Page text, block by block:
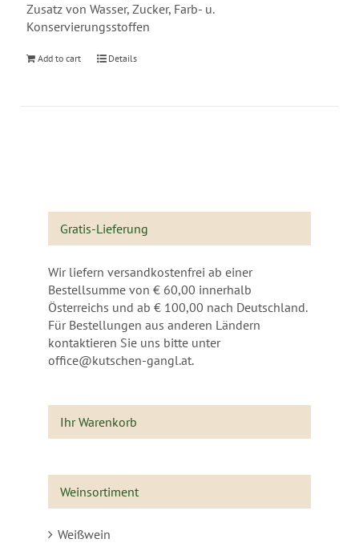
Zusatz von Wasser, Zucker, Farb- u.
Konservierungsstoffen
Add to cart Details
Gratis-Lieferung
Wir liefern versandkostenfrei ab einer
Bestellsumme von € 60,00 innerhalb
Österreichs und ab € 100,00 nach Deutschland.
Für Bestellungen aus anderen Ländern
kontaktieren Sie uns bitte unter
office@kutschen-gangl.at.
Ihr Warenkorb
Weinsortiment
Weißwein